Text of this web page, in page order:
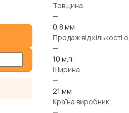
Товщина
—
0,8 мм
Продаж від кількості
—
10 м.п.
Ширина
—
21 мм
Країна виробник